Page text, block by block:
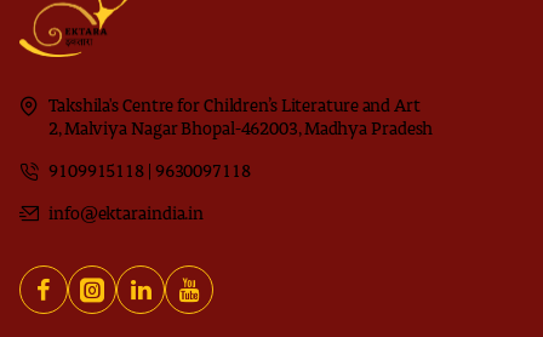
Takshila's Centre for Children’s Literature and Art
2, Malviya Nagar Bhopal-462003, Madhya Pradesh
9109915118 | 9630097118
info@ektaraindia.in